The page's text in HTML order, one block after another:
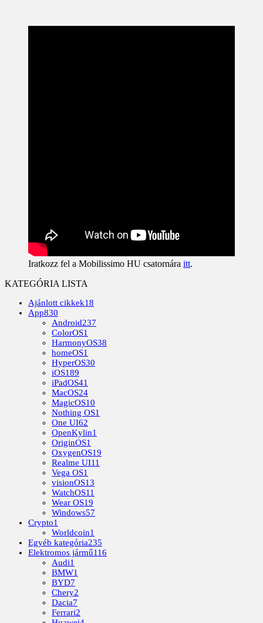
Iratkozz fel a Mobilissimo HU csatornára itt.
KATEGÓRIA LISTA
Ajánlott cikkek18
App830
Android237
ColorOS1
HarmonyOS38
homeOS1
HyperOS30
iOS189
iPadOS41
MacOS24
MagicOS10
Nothing OS1
One UI62
OpenKylin1
OriginOS1
OxygenOS19
Realme UI11
Vega OS1
visionOS13
WatchOS11
Wear OS19
Windows57
Crypto1
Worldcoin1
Egyéb kategória235
Elektromos jármű116
Audi1
BMW1
BYD7
Chery2
Dacia7
Ferrari2